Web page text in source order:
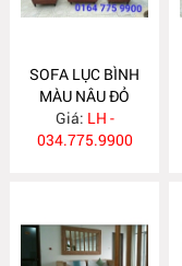
SOFA LỤC BÌNH
MÀU NÂU ĐỎ
LB49
Giá: LH -
034.775.9900